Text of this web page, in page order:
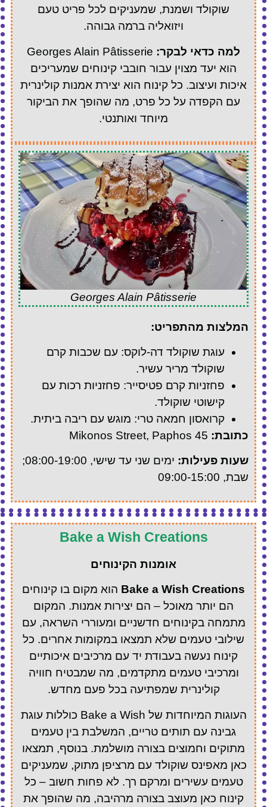
שוקולד ושמנת, שמעניקים לכל פריט טעם
ויזואליה ברמה גבוהה.
למה כדאי לבקר: Georges Alain Pâtisserie
הוא יעד מצוין עבור חובבי קינוחים שמעריכים
איכות ועיצוב. כל קינוח הוא יצירת אמנות קולינרית
עם הקפדה על כל פרט, מה שהופך את הביקור
מיוחד ואותנטי.
Georges Alain Pâtisserie
המלצות מהתפריט:
עוגת שוקולד דה-לוקס: עם שכבות קרם
שוקולד מריר עשיר.
פחזניות קרם פטיסייר: פחזניות רכות עם
קישוטי שוקולד.
קרואסון חמאה טרי: מוגש עם ריבה ביתית.
כתובת:
שעות פעילות:
ימים שני עד שישי, 08:00-19:00;
שבת, 09:00-15:00
Bake a Wish Creations
אומנות הקינוחים
Bake a Wish Creations הוא מקום בו קינוחים
הם יותר מאוכל – הם יצירות אמנות. המקום
מתמחה בקינוחים חדשניים ומעוררי השראה, עם
שילובי טעמים שלא תמצאו במקומות אחרים. כל
קינוח נעשה בעבודת יד עם מרכיבים איכותיים
ומרכיבי טעמים מתקדמים, מה שמבטיח חוויה
קולינרית שמפתיעה בכל פעם מחדש.
העוגות המיוחדות של Bake a Wish כוללות עוגת
גבינה עם תותים טריים, המשלבת בין טעמים
מתוקים וחמוצים בצורה מושלמת. בנוסף, תמצאו
כאן מאפינס שוקולד עם מרציפן מתוק, שמעניקים
טעמים עשירים ומרקם רך. לא פחות חשוב – כל
קינוח כאן מעוצב בצורה מרהיבה, מה שהופך את